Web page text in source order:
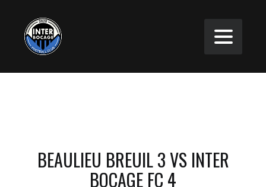
BEAULIEU BREUIL 3 VS INTER
BOCAGE FC 4